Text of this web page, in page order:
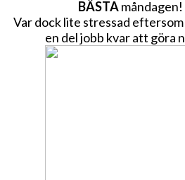
BÄSTA
Var dock lite stressad
en del jobb kvar att göra